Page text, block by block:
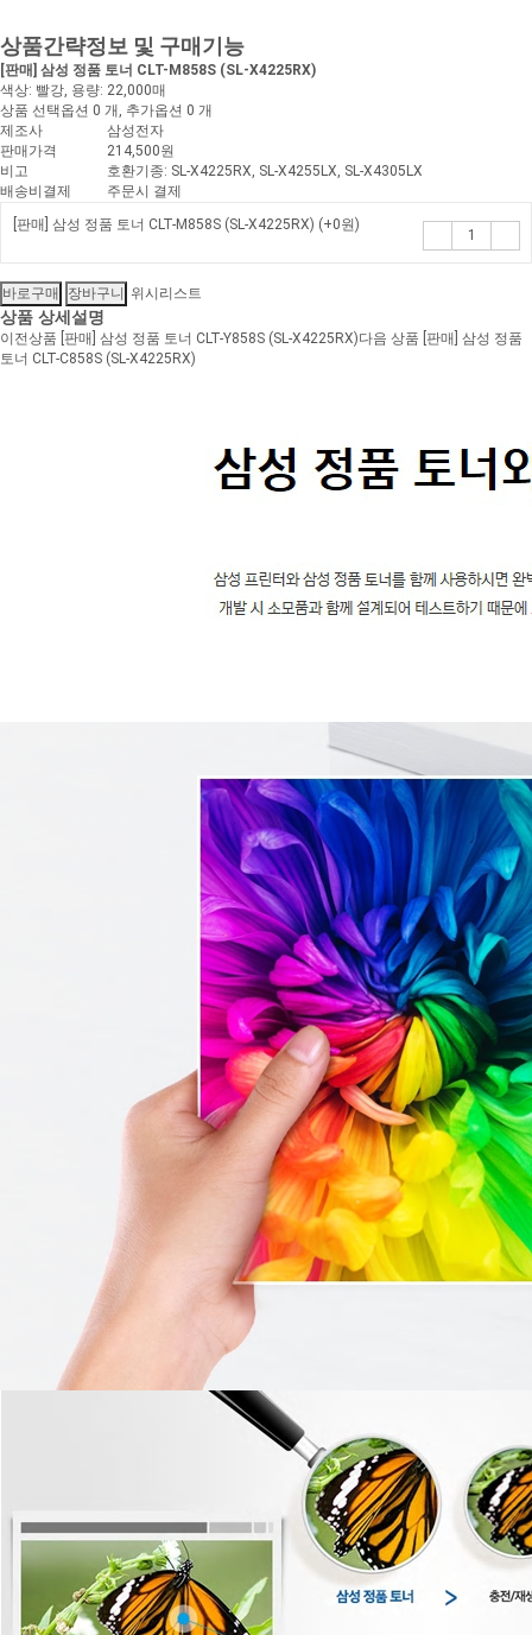
상품간략정보 및 구매기능
[판매] 삼성 정품 토너 CLT-M858S (SL-X4225RX)
색상: 빨강, 용량: 22,000매
상품 선택옵션 0 개, 추가옵션 0 개
제조사
삼성전자
판매가격
214,500원
비고
호환기종: SL-X4225RX, SL-X4255LX, SL-X4305LX
배송비결제
주문시 결제
[판매] 삼성 정품 토너 CLT-M858S (SL-X4225RX) (+0원)
위시리스트
상품 상세설명
이전상품 [판매] 삼성 정품 토너 CLT-Y858S (SL-X4225RX)다음 상품 [판매] 삼성 정품
토너 CLT-C858S (SL-X4225RX)